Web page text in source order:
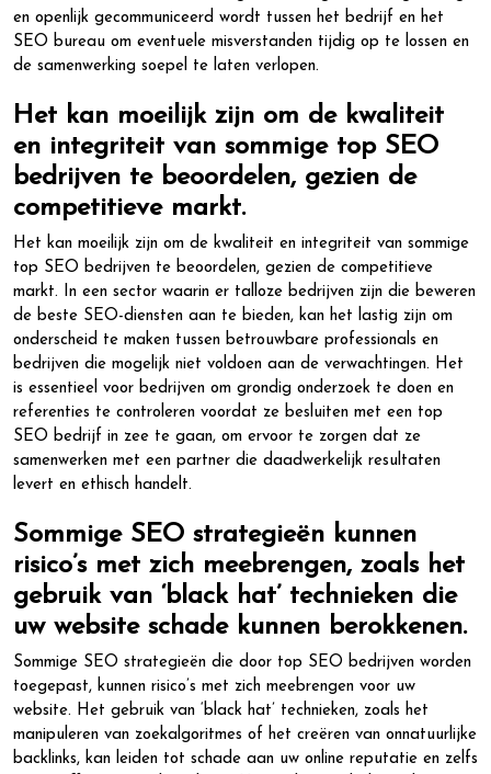
en openlijk gecommuniceerd wordt tussen het bedrijf en het
SEO bureau om eventuele misverstanden tijdig op te lossen en
de samenwerking soepel te laten verlopen.
Het kan moeilijk zijn om de kwaliteit
en integriteit van sommige top SEO
bedrijven te beoordelen, gezien de
competitieve markt.
Het kan moeilijk zijn om de kwaliteit en integriteit van sommige
top SEO bedrijven te beoordelen, gezien de competitieve
markt. In een sector waarin er talloze bedrijven zijn die beweren
de beste SEO-diensten aan te bieden, kan het lastig zijn om
onderscheid te maken tussen betrouwbare professionals en
bedrijven die mogelijk niet voldoen aan de verwachtingen. Het
is essentieel voor bedrijven om grondig onderzoek te doen en
referenties te controleren voordat ze besluiten met een top
SEO bedrijf in zee te gaan, om ervoor te zorgen dat ze
samenwerken met een partner die daadwerkelijk resultaten
levert en ethisch handelt.
Sommige SEO strategieën kunnen
risico’s met zich meebrengen, zoals het
gebruik van ‘black hat’ technieken die
uw website schade kunnen berokkenen.
Sommige SEO strategieën die door top SEO bedrijven worden
toegepast, kunnen risico’s met zich meebrengen voor uw
website. Het gebruik van ‘black hat’ technieken, zoals het
manipuleren van zoekalgoritmes of het creëren van onnatuurlijke
backlinks, kan leiden tot schade aan uw online reputatie en zelfs